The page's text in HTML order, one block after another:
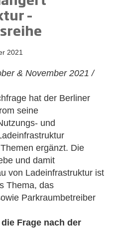
–
2021
& November 2021 /
hat der Berliner
seine
und
ergänzt. Die
und damit
von Ladeinfrastruktur ist
Thema, das
Parkraumbetreiber
Frage nach der